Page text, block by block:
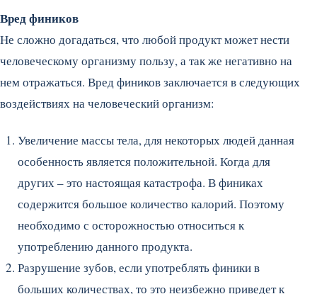
Вред фиников
Не сложно догадаться, что любой продукт может нести
человеческому организму пользу, а так же негативно на
нем отражаться. Вред фиников заключается в следующих
воздействиях на человеческий организм:
Увеличение массы тела, для некоторых людей данная
особенность является положительной. Когда для
других – это настоящая катастрофа. В финиках
содержится большое количество калорий. Поэтому
необходимо с осторожностью относиться к
употреблению данного продукта.
Разрушение зубов, если употреблять финики в
больших количествах, то это неизбежно приведет к